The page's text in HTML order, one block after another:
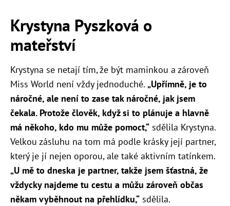
Krystyna Pyszková o
mateřství
Krystyna se netají tím, že být maminkou a zároveň
Miss World není vždy jednoduché. „Upřímně, je to
náročné, ale není to zase tak náročné, jak jsem
čekala. Protože člověk, když si to plánuje a hlavně
má někoho, kdo mu může pomoct,“ sdělila Krystyna.
Velkou zásluhu na tom má podle krásky její partner,
který je jí nejen oporou, ale také aktivním tatínkem.
„U mě to dneska je partner, takže jsem šťastná, že
vždycky najdeme tu cestu a můžu zároveň občas
někam vyběhnout na přehlídku,“ sdělila.